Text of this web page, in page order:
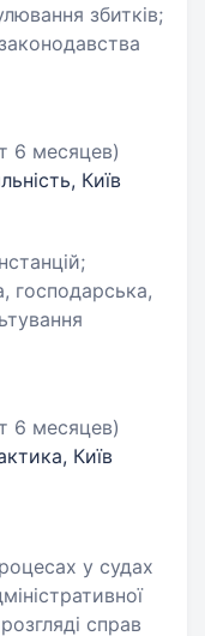
збитків;
6 месяцев)
Київ
господарська,
6 месяцев)
Київ
у судах
справ